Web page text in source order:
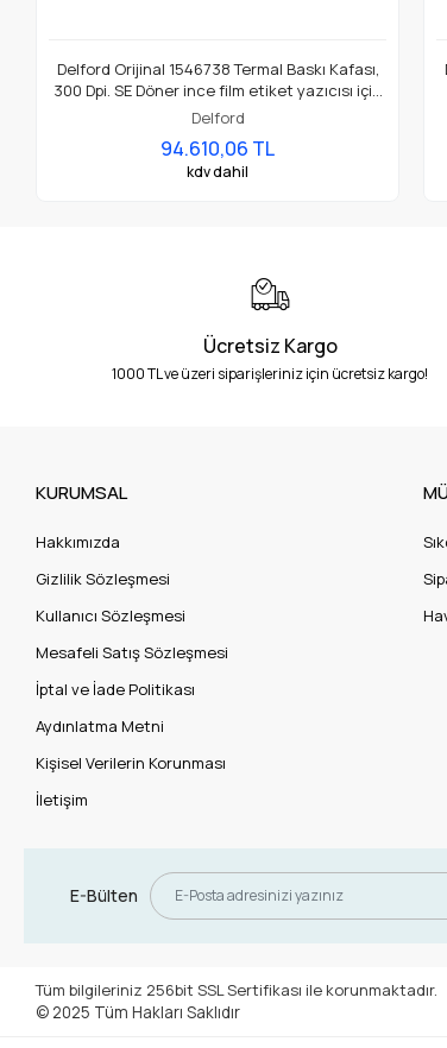
Delford Orijinal 1546738 Termal Baskı Kafası,
300 Dpi. SE Döner ince film etiket yazıcısı için
uygundur.
Delford
94.610,06 TL
kdv dahil
Ücretsiz Kargo
1000 TL ve üzeri siparişleriniz için ücretsiz kargo!
KURUMSAL
Hakkımızda
Gizlilik Sözleşmesi
Kullanıcı Sözleşmesi
Mesafeli Satış Sözleşmesi
İptal ve İade Politikası
Aydınlatma Metni
Kişisel Verilerin Korunması
İletişim
E-Bülten
Tüm bilgileriniz 256bit SSL Sertifikası ile korunmaktadır.
© 2025 Tüm Hakları Saklıdır